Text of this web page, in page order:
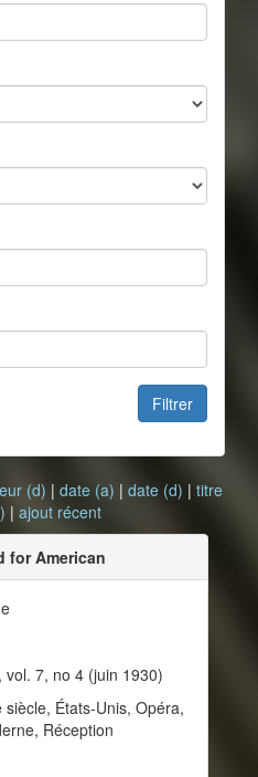
Filtrer
(d) | date (a) | date (d) | titre
| ajout récent
for American
vol. 7, no 4 (juin 1930)
siècle, États-Unis, Opéra,
Réception